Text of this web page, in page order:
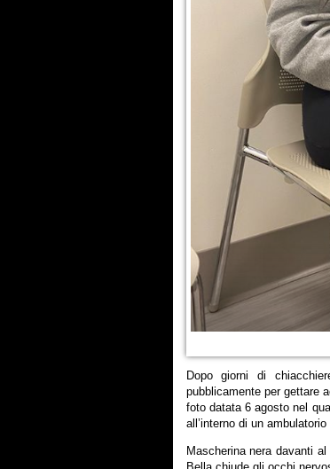
Dopo giorni di
pubblicamente per gettare
foto datata 6 agosto nel
all’interno di un
Mascherina nera davanti